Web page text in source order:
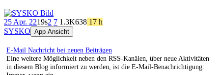
25 Apr. 2219s2 7 1.3K638 17 h
SYSKO App Ansicht
E-Mail Nachricht bei neuen Beiträgen
Eine weitere Möglichkeit neben den RSS-Kanälen, über neue Aktivitäten
in diesem Blog informiert zu werden, ist die E-Mail-Benachrichtigung: